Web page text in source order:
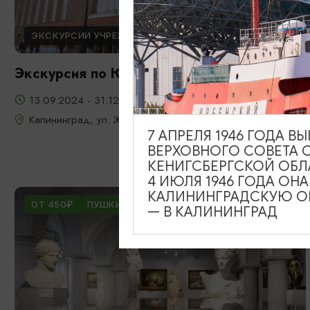
ЭКСКУРСИИ УЧРЕЖДЕНИЙ КУЛЬТУРЫ
Экскурсия по Южному вокзалу
13.09.2024 - 31.12.2026
Калининград, ул. Железнодорожная, д. 13-23
ОТ 450₽ ПУШКИНСКАЯ КАРТА
7 АПРЕЛЯ 1946 ГОДА
ВЕРХОВНОГО СОВЕТА
КЕНИГСБЕРГСКОЙ
4 ИЮЛЯ 1946 ГОДА
КАЛИНИНГРАДСКУЮ
— В КАЛИНИНГРАД